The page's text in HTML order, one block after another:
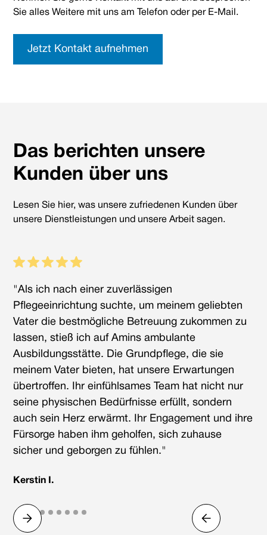
die Pflegeperson zu entlasten. Die genauen
Einsatzzeiten können mit dem Pflegedienst oder
der Pflegekraft im Vorfeld abgestimmt werden.
besprochen werden. Eine transparente
können. Klären Sie daher im Vorfeld alle Details
Sie alles Weitere mit uns am Telefon oder per E-Mail.
Jetzt Kontakt aufnehmen
Das berichten unsere
Kunden über uns
Lesen Sie hier, was unsere zufriedenen Kunden über
unsere Dienstleistungen und unsere Arbeit sagen.
"Als ich nach einer zuverlässigen
Pflegeeinrichtung suchte, um meinem geliebten
Vater die bestmögliche Betreuung zukommen zu
lassen, stieß ich auf Amins ambulante
Ausbildungsstätte. Die Grundpflege, die sie
meinem Vater bieten, hat unsere Erwartungen
übertroffen. Ihr einfühlsames Team hat nicht nur
seine physischen Bedürfnisse erfüllt, sondern
auch sein Herz erwärmt. Ihr Engagement und ihre
Fürsorge haben ihm geholfen, sich zuhause
sicher und geborgen zu fühlen."
Kerstin I.